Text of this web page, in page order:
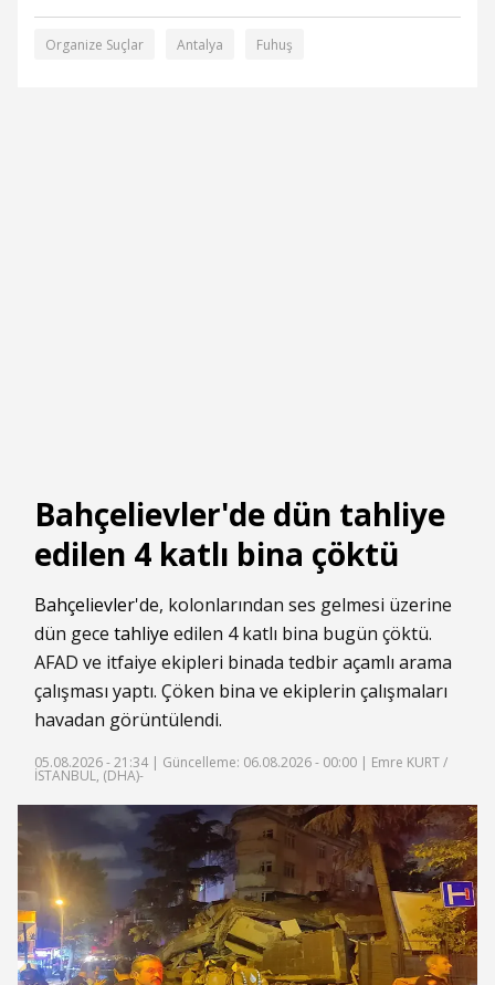
Organize Suçlar Antalya Fuhuş
Bahçelievler'de dün tahliye
edilen 4 katlı bina çöktü
Bahçelievler'de, kolonlarından ses gelmesi üzerine
dün gece tahliye edilen 4 katlı bina bugün çöktü.
AFAD ve itfaiye ekipleri binada tedbir açamlı arama
çalışması yaptı. Çöken bina ve ekiplerin çalışmaları
havadan görüntülendi.
05.08.2026 - 21:34 | Güncelleme: 06.08.2026 - 00:00 | Emre KURT /
İSTANBUL, (DHA)-